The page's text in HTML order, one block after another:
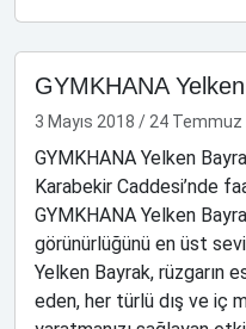
GYMKHANA
3 Mayıs 2018 / 24 Temmuz
GYMKHANA Yelken
Karabekir Caddesi’nde
GYMKHANA Yelken
görünürlüğünü en üst
Yelken Bayrak, rüzgarın
eden, her türlü dış ve iç